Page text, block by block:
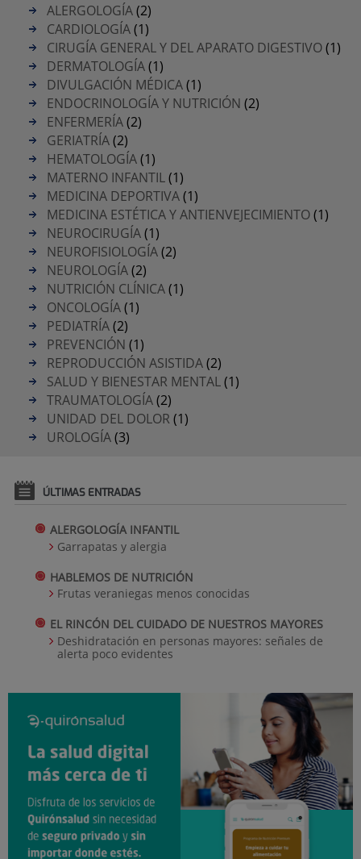
ALERGOLOGÍA(2)
CARDIOLOGÍA(1)
CIRUGÍA GENERAL Y DEL APARATO DIGESTIVO(1)
DERMATOLOGÍA(1)
DIVULGACIÓN MÉDICA(1)
ENDOCRINOLOGÍA Y NUTRICIÓN (2)
ENFERMERÍA(2)
GERIATRÍA(2)
HEMATOLOGÍA(1)
MATERNO INFANTIL(1)
MEDICINA DEPORTIVA(1)
MEDICINA ESTÉTICA Y ANTIENVEJECIMIENTO(1)
NEUROCIRUGÍA(1)
NEUROFISIOLOGÍA(2)
NEUROLOGÍA(2)
NUTRICIÓN CLÍNICA(1)
ONCOLOGÍA(1)
PEDIATRÍA(2)
PREVENCIÓN (1)
REPRODUCCIÓN ASISTIDA(2)
SALUD Y BIENESTAR MENTAL(1)
TRAUMATOLOGÍA(2)
UNIDAD DEL DOLOR(1)
UROLOGÍA(3)
ÚLTIMAS ENTRADAS
ALERGOLOGÍA INFANTIL
Garrapatas y alergia
HABLEMOS DE NUTRICIÓN
Frutas veraniegas menos conocidas
EL RINCÓN DEL CUIDADO DE NUESTROS MAYORES
Deshidratación en personas mayores: señales de
alerta poco evidentes